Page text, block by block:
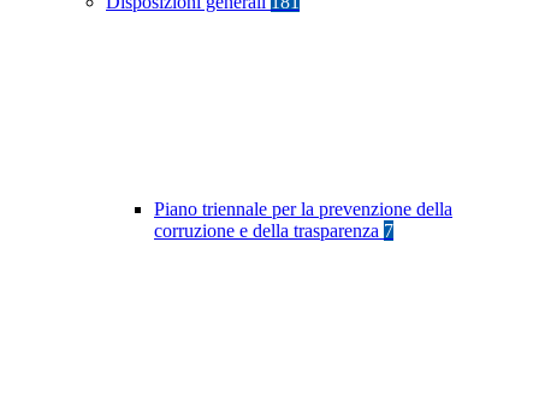
Piano triennale per la prevenzione della
corruzione e della trasparenza 7